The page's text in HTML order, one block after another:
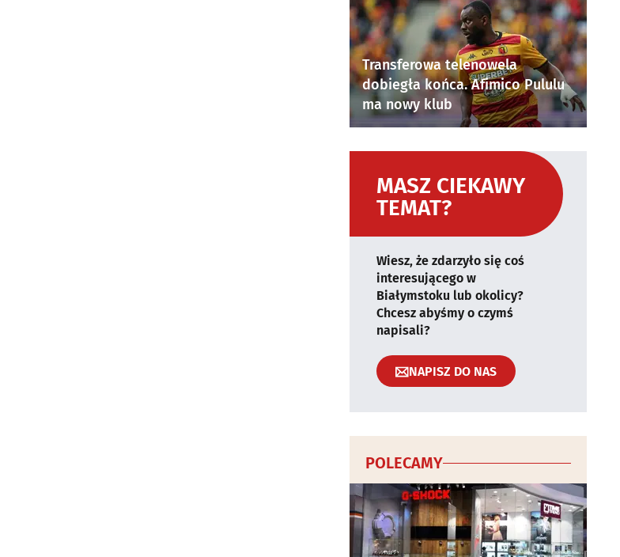
Transferowa telenowela
dobiegła końca. Afimico Pululu
ma nowy klub
MASZ CIEKAWY
TEMAT?
Wiesz, że zdarzyło się coś
interesującego w
Białymstoku lub okolicy?
Chcesz abyśmy o czymś
napisali?
NAPISZ DO NAS
POLECAMY